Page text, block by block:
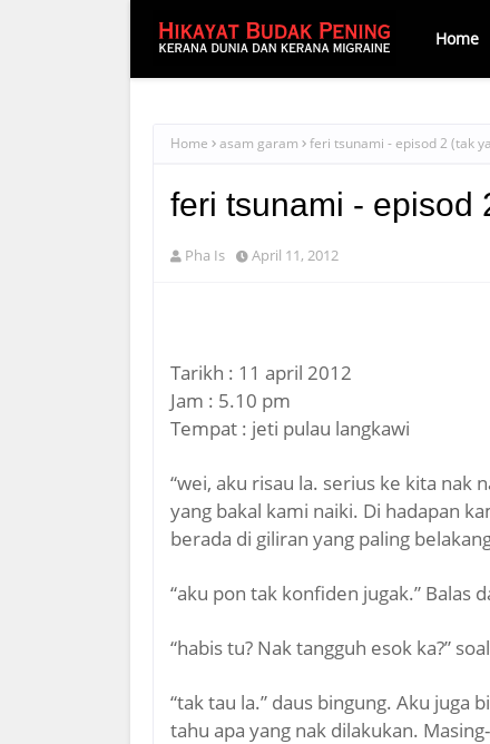
Home
Home asam garam feri tsunami - episod 2 (tak
feri tsunami - episod
Pha Is April 11, 2012
Tarikh : 11 april 2012
Jam : 5.10 pm
Tempat : jeti pulau langkawi
“wei, aku risau la. serius ke kita nak
yang bakal kami naiki. Di hadapan
berada di giliran yang paling
“aku pon tak konfiden jugak.” Balas
“habis tu? Nak tangguh esok ka?”
“tak tau la.” daus bingung. Aku juga
tahu apa yang nak dilakukan.